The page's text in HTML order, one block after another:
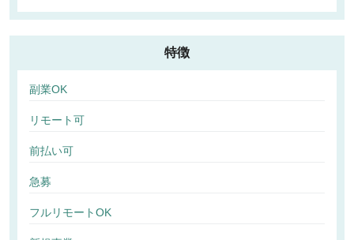
特徴
副業OK
リモート可
前払い可
急募
フルリモートOK